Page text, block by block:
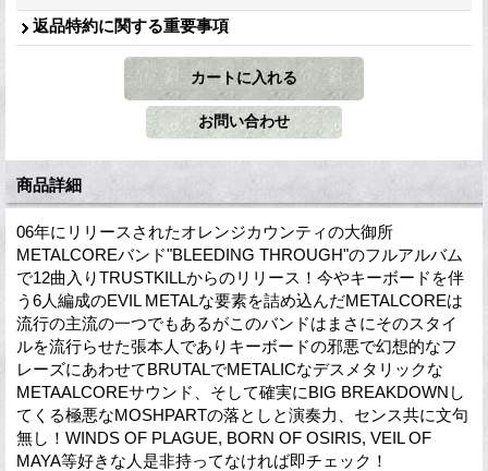
返品特約に関する重要事項
商品詳細
06年にリリースされたオレンジカウンティの大御所
METALCOREバンド"BLEEDING THROUGH"のフルアルバム
で12曲入りTRUSTKILLからのリリース！今やキーボードを伴
う6人編成のEVIL METALな要素を詰め込んだMETALCOREは
流行の主流の一つでもあるがこのバンドはまさにそのスタイ
ルを流行らせた張本人でありキーボードの邪悪で幻想的なフ
レーズにあわせてBRUTALでMETALICなデスメタリックな
METAALCOREサウンド、そして確実にBIG BREAKDOWNし
てくる極悪なMOSHPARTの落としと演奏力、センス共に文句
無し！WINDS OF PLAGUE, BORN OF OSIRIS, VEIL OF
MAYA等好きな人是非持ってなければ即チェック！